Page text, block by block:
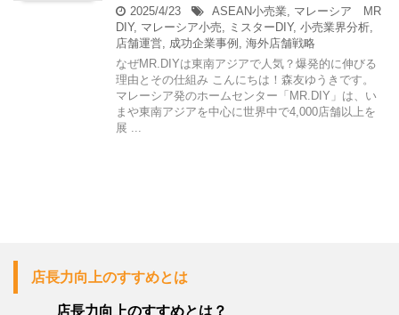
2025/4/23 ASEAN小売業, マレーシア MR
DIY, マレーシア小売, ミスターDIY, 小売業界分析,
店舗運営, 成功企業事例 , 海外店舗戦略
なぜMR.DIYは東南アジアで人気？爆発的に伸びる
理由とその仕組み こんにちは！森友ゆうきです。
マレーシア発のホームセンター「MR.DIY」は、い
まや東南アジアを中心に世界中で4,000店舗以上を
展 ...
店長力向上のすすめとは
店長力向上のすすめとは？